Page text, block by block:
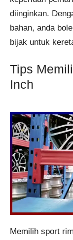
diinginkan.
bahan, anda
bijak untuk
Tips
Inch
Memilih sport